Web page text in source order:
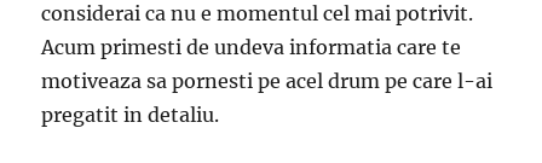
considerai ca nu e momentul cel mai potrivit.
Acum primesti de undeva informatia care te
motiveaza sa pornesti pe acel drum pe care l-ai
pregatit in detaliu.